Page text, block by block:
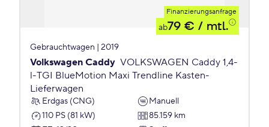
Finanzierungsanfrage
ab79 € / mtl.
Gebrauchtwagen | 2019
Volkswagen Caddy VOLKSWAGEN Caddy 1,4-
l-TGI BlueMotion Maxi Trendline Kasten-
Lieferwagen
Erdgas (CNG)
Manuell
110 PS (81 kW)
85.159 km